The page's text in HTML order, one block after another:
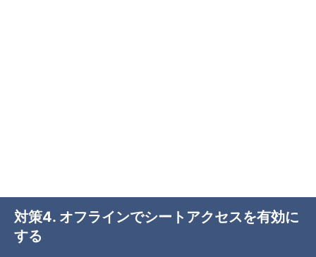
対策4. オフラインでシートアクセスを有効に
する